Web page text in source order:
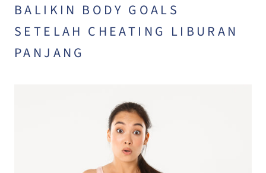
BALIKIN BODY GOALS
SETELAH CHEATING LIBURAN
PANJANG